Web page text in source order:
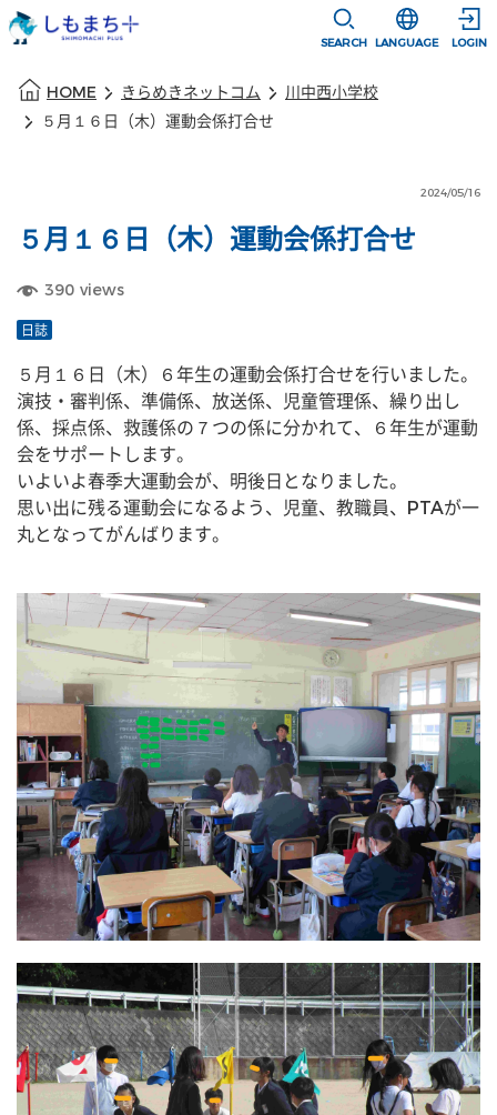
SEARCH
選択すると言
LANGUAGE LOGIN
HOME きらめきネットコム
川中西小学校
５月１６日（木）運動会係打合せ
2024/05/16
５月１６日（木）運動会係打合せ
390 views
日誌
５月１６日（木）６年生の運動会係打合せを行いました。
演技・審判係、準備係、放送係、児童管理係、繰り出し
係、採点係、救護係の７つの係に分かれて、６年生が運動
会をサポートします。
いよいよ春季大運動会が、明後日となりました。
思い出に残る運動会になるよう、児童、教職員、PTAが一
丸となってがんばります。